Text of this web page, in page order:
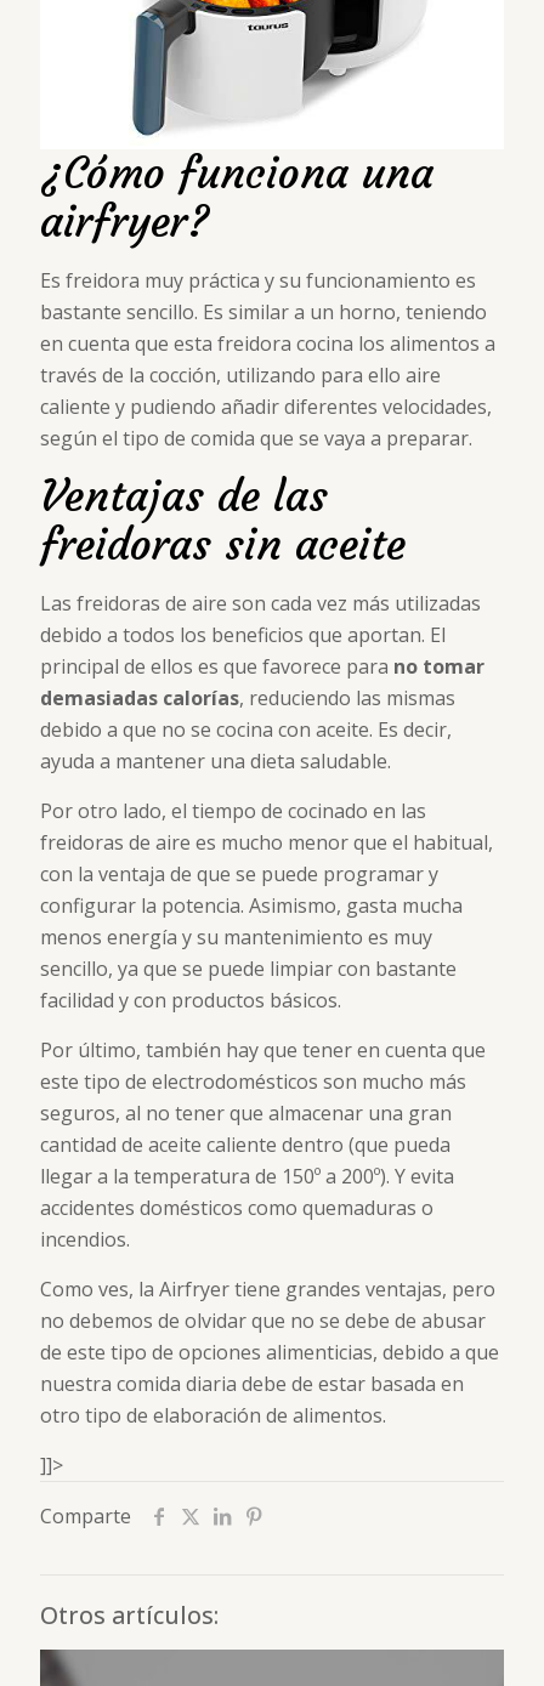
¿Cómo funciona una
airfryer?
Es freidora muy práctica y su funcionamiento es
bastante sencillo. Es similar a un horno, teniendo
en cuenta que esta freidora cocina los alimentos a
través de la cocción, utilizando para ello aire
caliente y pudiendo añadir diferentes velocidades,
según el tipo de comida que se vaya a preparar.
Ventajas de las
freidoras sin aceite
Las freidoras de aire son cada vez más utilizadas
debido a todos los beneficios que aportan. El
principal de ellos es que favorece para no tomar
demasiadas calorías, reduciendo las mismas
debido a que no se cocina con aceite. Es decir,
ayuda a mantener una dieta saludable.
Por otro lado, el tiempo de cocinado en las
freidoras de aire es mucho menor que el habitual,
con la ventaja de que se puede programar y
configurar la potencia. Asimismo, gasta mucha
menos energía y su mantenimiento es muy
sencillo, ya que se puede limpiar con bastante
facilidad y con productos básicos.
Por último, también hay que tener en cuenta que
este tipo de electrodomésticos son mucho más
seguros, al no tener que almacenar una gran
cantidad de aceite caliente dentro (que pueda
llegar a la temperatura de 150º a 200º). Y evita
accidentes domésticos como quemaduras o
incendios.
Como ves, la Airfryer tiene grandes ventajas, pero
no debemos de olvidar que no se debe de abusar
de este tipo de opciones alimenticias, debido a que
nuestra comida diaria debe de estar basada en
otro tipo de elaboración de alimentos.
]]>
Comparte
Otros artículos: